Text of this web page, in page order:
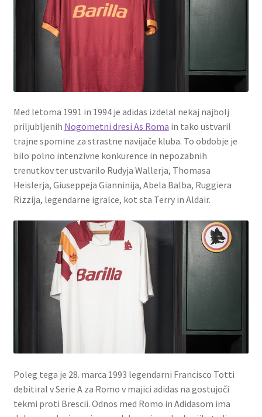
Med letoma 1991 in 1994 je adidas izdelal nekaj najbolj
priljubljenih Nogometni dresi As Roma in tako ustvaril
trajne spomine za strastne navijače kluba. To obdobje je
bilo polno intenzivne konkurence in nepozabnih
trenutkov ter ustvarilo Rudyja Wallerja, Thomasa
Heislerja, Giuseppeja Gianninija, Abela Balba, Ruggiera
Rizzija, legendarne igralce, kot sta Terry in Aldair.
Poleg tega je 28. marca 1993 legendarni Francisco Totti
debitiral v Serie A za Romo v majici adidas na gostujoči
tekmi proti Brescii. Odnos med Romo in Adidasom ima